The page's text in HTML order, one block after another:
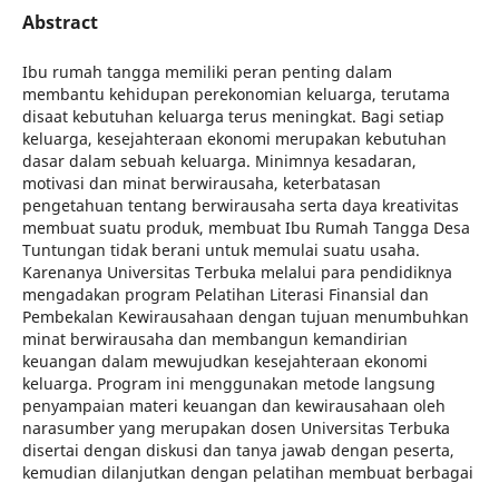
Abstract
Ibu rumah tangga memiliki peran penting dalam
membantu kehidupan perekonomian keluarga, terutama
disaat kebutuhan keluarga terus meningkat. Bagi setiap
keluarga, kesejahteraan ekonomi merupakan kebutuhan
dasar dalam sebuah keluarga. Minimnya kesadaran,
motivasi dan minat berwirausaha, keterbatasan
pengetahuan tentang berwirausaha serta daya kreativitas
membuat suatu produk, membuat Ibu Rumah Tangga Desa
Tuntungan tidak berani untuk memulai suatu usaha.
Karenanya Universitas Terbuka melalui para pendidiknya
mengadakan program Pelatihan Literasi Finansial dan
Pembekalan Kewirausahaan dengan tujuan menumbuhkan
minat berwirausaha dan membangun kemandirian
keuangan dalam mewujudkan kesejahteraan ekonomi
keluarga. Program ini menggunakan metode langsung
penyampaian materi keuangan dan kewirausahaan oleh
narasumber yang merupakan dosen Universitas Terbuka
disertai dengan diskusi dan tanya jawab dengan peserta,
kemudian dilanjutkan dengan pelatihan membuat berbagai